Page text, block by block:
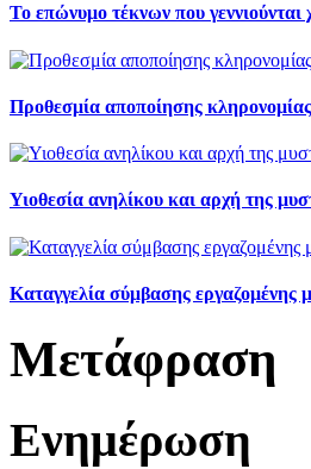
Το επώνυμο τέκνων που γεννιούνται
Προθεσμία αποποίησης
Υιοθεσία ανηλίκου και αρχή της
Καταγγελία σύμβασης εργαζομένης
Μετάφραση
Ενημέρωση